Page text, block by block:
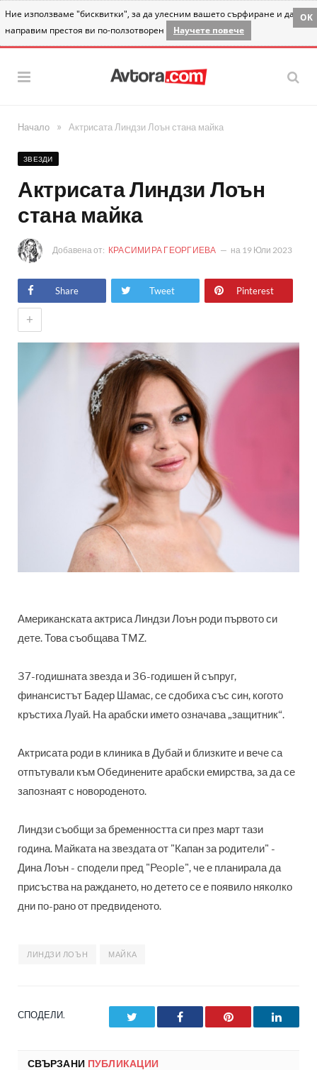
Ние използваме "бисквитки", за да улесним вашето сърфиране и да
направим престоя ви по-ползотворен
Научете повече
OK
Начало » Актрисата Линдзи Лоън стана майка
ЗВЕЗДИ
Актрисата Линдзи Лоън
стана майка
Добавена от: КРАСИМИРА ГЕОРГИЕВА на 19 Юли 2023
Share Tweet Pinterest
+
Американската актриса Линдзи Лоън роди първото си
дете. Това съобщава TMZ.
37-годишната звезда и 36-годишен й съпруг,
финансистът Бадер Шамас, се сдобиха със син, когото
кръстиха Луай. На арабски името означава „защитник“.
Актрисата роди в клиника в Дубай и близките и вече са
отпътували към Обединените арабски емирства, за да се
запознаят с новороденото.
Линдзи съобщи за бременността си през март тази
година. Майката на звездата от "Капан за родители" -
Дина Лоън - сподели пред "People", че е планирала да
присъства на раждането, но детето се е появило няколко
дни по-рано от предвиденото.
ЛИНДЗИ ЛОЪН МАЙКА
СПОДЕЛИ. Facebook Pinterest
СВЪРЗАНИ ПУБЛИКАЦИИ